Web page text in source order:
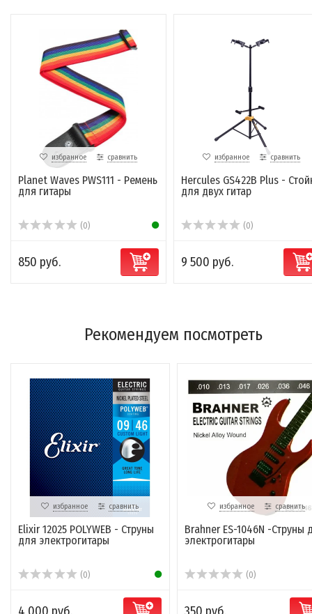
избранное сравнить
Planet Waves PWS111 - Ремень
для гитары
(0)
850 руб.
избранное сравнить
Hercules GS422B Plus -
для двух гитар
(0)
9 500 руб.
Рекомендуем посмотреть
избранное сравнить
Elixir 12025 POLYWEB - Струны
для электрогитары
(0)
избранное сравнить
Brahner ES-1046N -Струны
электрогитары
(0)